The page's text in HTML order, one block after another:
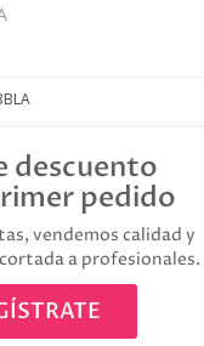
descuento
pedido
vendemos calidad y
a profesionales.
disponible